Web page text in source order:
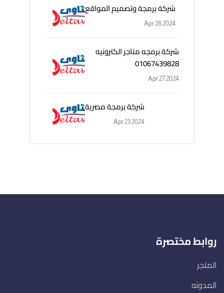
شركة برمجة وتصميم المواقع
Apr 28 2024
شركة برمجه متاجر الكترونيه
01067439828
Apr 27 2024
شركة برمجة مصرية
Apr 23 2024
روابط مختصرة
المتجر
المدونه